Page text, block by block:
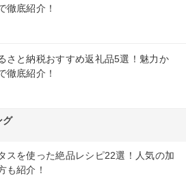
徹底紹介！
さと納税おすすめ返礼品5選！魅力か
徹底紹介！
グ
スを使った絶品レシピ22選！人気の加
も紹介！